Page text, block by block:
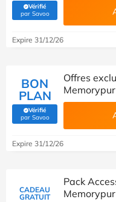
Vérifié
par Savoo(Vérifié par Savoo)
Expire 31/12/26
BON
PLAN
Vérifié
par Savoo(Vérifié par Savoo)
Offres
Memorypur
Expire 31/12/26
CADEAU
GRATUIT
Pack
Memorypur